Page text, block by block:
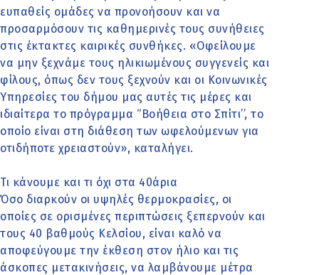
ευπαθείς ομάδες να προνοήσουν και να
προσαρμόσουν τις καθημερινές τους συνήθειες
στις έκτακτες καιρικές συνθήκες. «Οφείλουμε
να μην ξεχνάμε τους ηλικιωμένους συγγενείς και
φίλους, όπως δεν τους ξεχνούν και οι Κοινωνικές
Υπηρεσίες του δήμου μας αυτές τις μέρες και
ιδιαίτερα το πρόγραμμα ‘‘Βοήθεια στο Σπίτι’’, το
οποίο είναι στη διάθεση των ωφελούμενων για
οτιδήποτε χρειαστούν», καταλήγει.
Τι κάνουμε και τι όχι στα 40άρια
Όσο διαρκούν οι υψηλές θερμοκρασίες, οι
οποίες σε ορισμένες περιπτώσεις ξεπερνούν και
τους 40 βαθμούς Κελσίου, είναι καλό να
αποφεύγουμε την έκθεση στον ήλιο και τις
άσκοπες μετακινήσεις, να λαμβάνουμε μέτρα